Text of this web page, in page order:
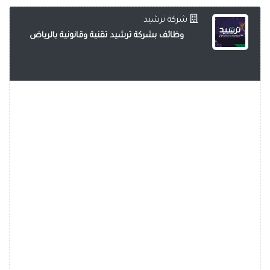
شركة ترشيد
وظائف بشركة ترشيد تقنية وقانونية بالرياض